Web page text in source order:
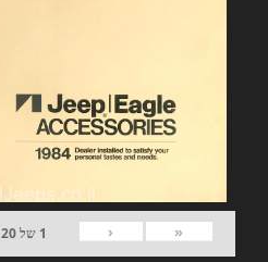
«
‹
1 של20